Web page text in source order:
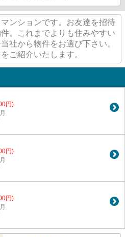
ンションです。お友達を招待
。これまでよりも住みやすい
社から物件をお選び下さい。
ご紹介いたします。
円)
円)
円)